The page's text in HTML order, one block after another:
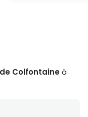
Colfontaineà